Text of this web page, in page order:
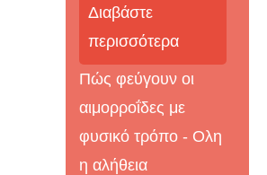
Διαβάστε
περισσότερα
Πώς φεύγουν οι
αιμορροΐδες με
φυσικό τρόπο - Oλη
η αλήθεια